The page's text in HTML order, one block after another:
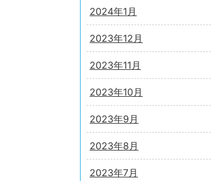
2024年1月
2023年12月
2023年11月
2023年10月
2023年9月
2023年8月
2023年7月